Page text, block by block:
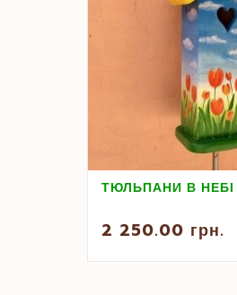
ТЮЛЬПАНИ В НЕБІ
2 250.00 грн.